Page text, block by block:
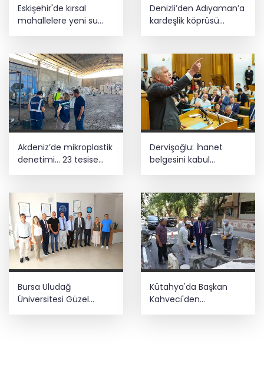
Eskişehir'de kırsal
mahallelere yeni su
depoları
Denizli’den Adıyaman’a
kardeşlik köprüsü
kuruldu
Akdeniz’de mikroplastik
denetimi... 23 tesise
47,6 milyon TL ceza!
Dervişoğlu: İhanet
belgesini kabul
etmeyeceğiz
Bursa Uludağ
Üniversitesi Güzel
Kütahya'da Başkan
Kahveci'den